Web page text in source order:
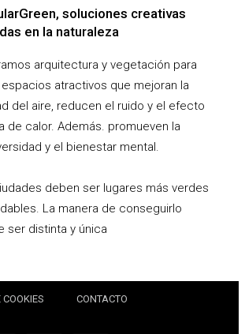
soluciones creativas
en la naturaleza
arquitectura y vegetación para
atractivos que mejoran la
del aire, reducen el ruido y el efecto
de calor. Además. promueven la
y el bienestar mental.
deben ser lugares más verdes
La manera de conseguirlo
ser distinta y única
CONTACTO